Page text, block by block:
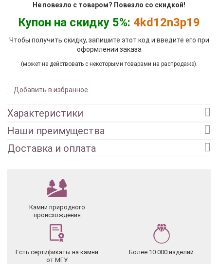
Не повезло с товаром? Повезло со скидкой!
Купон на скидку 5%: 4kd12n3p19
Чтобы получить скидку, запишите этот код и введите его при
оформлении заказа
(может не действовать с некоторыми товарами на распродаже).
Добавить в избранное
Характеристики
Наши преимущества
Доставка и оплата
Камни природного
происхождения
Есть сертификаты на камни
от МГУ
Более 10 000 изделий